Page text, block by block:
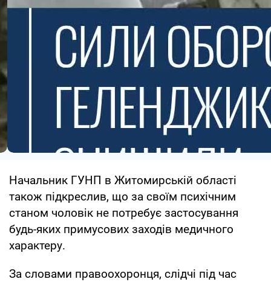
Начальник ГУНП в Житомирській області
також підкреслив, що за своїм психічним
станом чоловік не потребує застосування
будь-яких примусових заходів медичного
характеру.
За словами правоохоронця, слідчі під час